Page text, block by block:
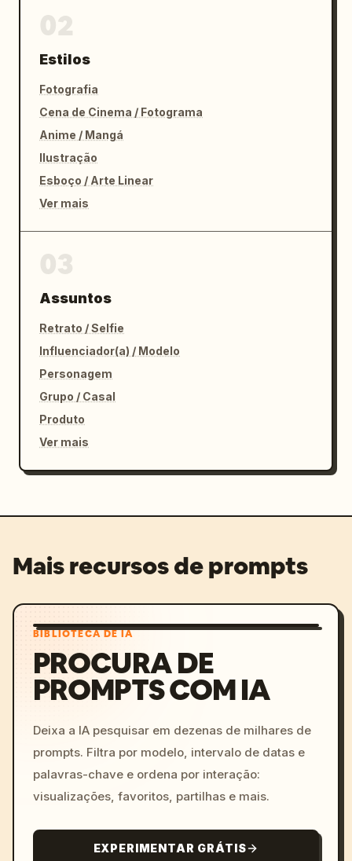
Estilos
Fotografia
Cena de Cinema / Fotograma
Anime / Mangá
Ilustração
Esboço / Arte Linear
Ver mais
Assuntos
Retrato / Selfie
Influenciador(a) / Modelo
Personagem
Grupo / Casal
Produto
Ver mais
Mais recursos de prompts
BIBLIOTECA DE IA
PROCURA DE
PROMPTS COM IA
Deixa a IA pesquisar em dezenas de milhares de
prompts. Filtra por modelo, intervalo de datas e
palavras-chave e ordena por interação:
visualizações, favoritos, partilhas e mais.
EXPERIMENTAR GRÁTIS